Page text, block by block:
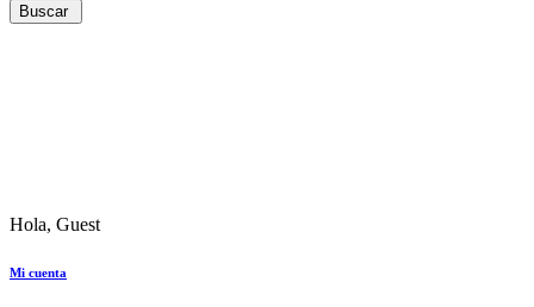
Buscar
Hola, Guest
Mi cuenta